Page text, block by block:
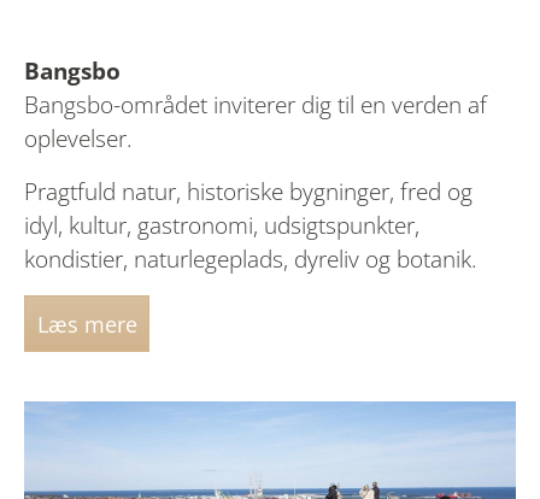
Bangsbo
Bangsbo-området inviterer dig til en verden af
oplevelser.
Pragtfuld natur, historiske bygninger, fred og
idyl, kultur, gastronomi, udsigtspunkter,
kondistier, naturlegeplads, dyreliv og botanik.
Læs mere